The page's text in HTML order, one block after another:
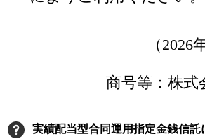
（2026
商号等：株式
実績配当型合同運用指定金銭信託